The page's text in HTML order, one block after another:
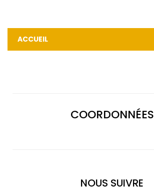
ACCUEIL
COORDONNÉES
NOUS SUIVRE